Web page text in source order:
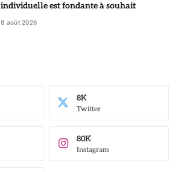
individuelle est fondante à souhait
8 août 2026
Twitter
8K
Instagram
80K